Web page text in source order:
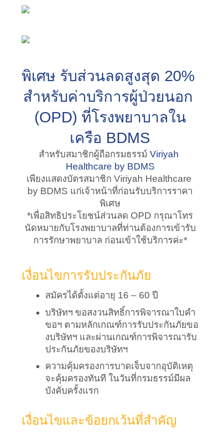
พิเศษ รับส่วนลดสูงสุด 20%
สำหรับค่าบริการผู้ป่วยนอก
(OPD) ที่โรงพยาบาลใน
เครือ BDMS
สำหรับสมาชิกผู้ถือกรมธรรม์ Viriyah
Healthcare by BDMS
เพียงแสดงบัตรสมาชิก Viriyah Healthcare
by BDMS แก่เจ้าหน้าที่ก่อนรับบริการราคา
พิเศษ
*เพื่อสิทธิประโยชน์ส่วนลด OPD กรุณาโทร
นัดหมายกับโรงพยาบาลที่ท่านต้องการเข้ารับ
การรักษาพยาบาล ก่อนเข้าใช้บริการค่ะ*
เงื่อนไขการรับประกันภัย
สมัครได้ตั้งแต่อายุ 16 – 60 ปี
บริษัทฯ ขอสงวนสิทธิ์การพิจารณาใบคำ
ขอฯ ตามหลักเกณฑ์การรับประกันภัยขอ
งบริษัทฯ และผ่านเกณฑ์การพิจารณารับ
ประกันภัยของบริษัทฯ
ความคุ้มครองการบาดเจ็บจากอุบัติเหตุ
จะคุ้มครองทันที ในวันที่กรมธรรม์มีผล
บังคับครั้งแรก
เงื่อนไขและข้อยกเว้นที่สำคัญ